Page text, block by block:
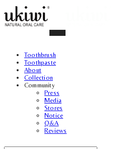
Toothbrush
Toothpaste
About
Collection
Community
Press
Media
Stores
Notice
Q&A
Reviews